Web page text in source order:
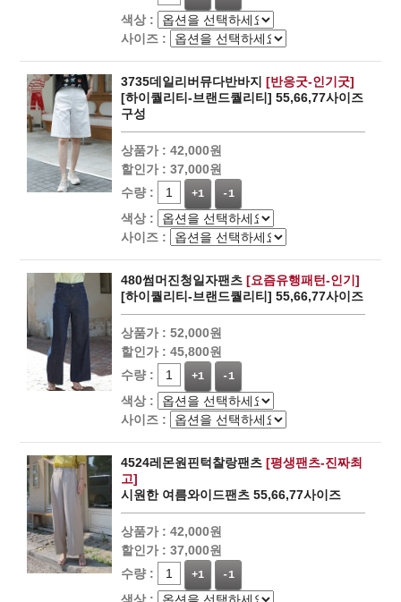
색상 :
사이즈 :
3735데일리버뮤다반바지 [반응굿-인기굿]
[하이퀄리티-브랜드퀄리티] 55,66,77사이즈
구성
상품가 : 42,000원
할인가 : 37,000원
수량 :
+1 -1
색상 :
사이즈 :
480썸머진청일자팬츠 [요즘유행패턴-인기]
[하이퀄리티-브랜드퀄리티] 55,66,77사이즈
상품가 : 52,000원
할인가 : 45,800원
수량 :
+1 -1
색상 :
사이즈 :
4524레몬원핀턱찰랑팬츠 [평생팬츠-진짜최
고]
시원한 여름와이드팬츠 55,66,77사이즈
상품가 : 42,000원
할인가 : 37,000원
수량 :
+1 -1